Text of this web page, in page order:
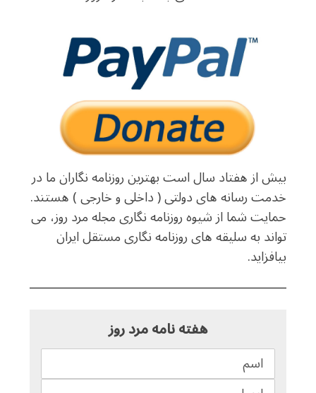
بیش از هفتاد سال است بهترین روزنامه نگاران ما در
خدمت رسانه های دولتی ( داخلی و خارجی ) هستند.
حمایت شما از شیوه روزنامه نگاری مجله مرد روز، می
تواند به سلیقه های روزنامه نگاری مستقل ایران
بیافزاید.
هفته نامه مرد روز